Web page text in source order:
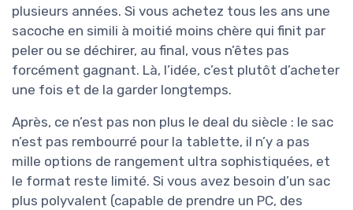
plusieurs années. Si vous achetez tous les ans une
sacoche en simili à moitié moins chère qui finit par
peler ou se déchirer, au final, vous n’êtes pas
forcément gagnant. Là, l’idée, c’est plutôt d’acheter
une fois et de la garder longtemps.
Après, ce n’est pas non plus le deal du siècle : le sac
n’est pas rembourré pour la tablette, il n’y a pas
mille options de rangement ultra sophistiquées, et
le format reste limité. Si vous avez besoin d’un sac
plus polyvalent (capable de prendre un PC, des